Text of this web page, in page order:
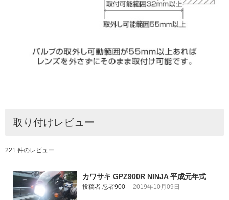
取り付けレビュー
221 件のレビュー
カワサキ GPZ900R NINJA 平成元年式
投稿者 忍者900 2019年10月09日